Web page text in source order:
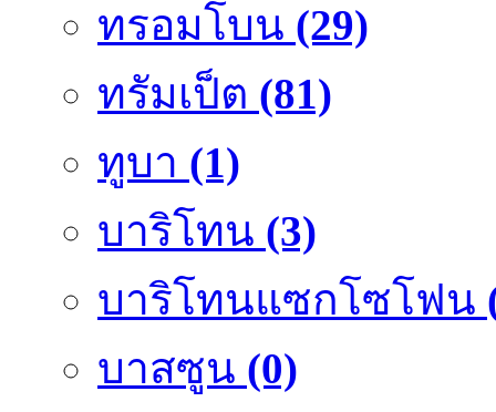
ทรอมโบน (29)
ทรัมเป็ต (81)
ทูบา (1)
บาริโทน (3)
บาริโทนแซกโซโฟน
บาสซูน (0)